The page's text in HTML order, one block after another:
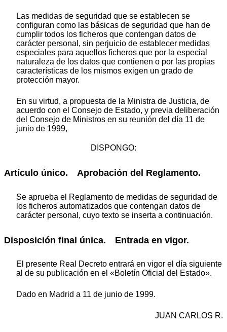
Las medidas de seguridad que se establecen se
configuran como las básicas de seguridad que han de
cumplir todos los ficheros que contengan datos de
carácter personal, sin perjuicio de establecer medidas
especiales para aquellos ficheros que por la especial
naturaleza de los datos que contienen o por las propias
características de los mismos exigen un grado de
protección mayor.
En su virtud, a propuesta de la Ministra de Justicia, de
acuerdo con el Consejo de Estado, y previa deliberación
del Consejo de Ministros en su reunión del día 11 de
junio de 1999,
DISPONGO:
Artículo único. Aprobación del Reglamento.
Se aprueba el Reglamento de medidas de seguridad de
los ficheros automatizados que contengan datos de
carácter personal, cuyo texto se inserta a continuación.
Disposición final única. Entrada en vigor.
El presente Real Decreto entrará en vigor el día siguiente
al de su publicación en el «Boletín Oficial del Estado».
Dado en Madrid a 11 de junio de 1999.
JUAN CARLOS R.